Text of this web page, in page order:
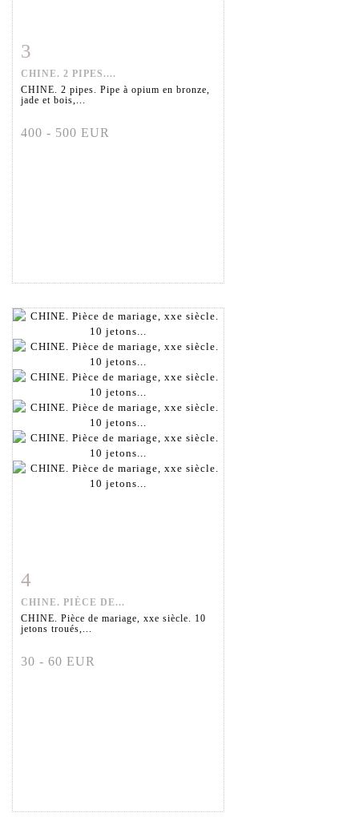
3
CHINE. 2 PIPES....
CHINE. 2 pipes. Pipe à opium en bronze,
jade et bois,...
400 - 500 EUR
4
CHINE. PIÈCE DE...
CHINE. Pièce de mariage, xxe siècle. 10
jetons troués,...
30 - 60 EUR